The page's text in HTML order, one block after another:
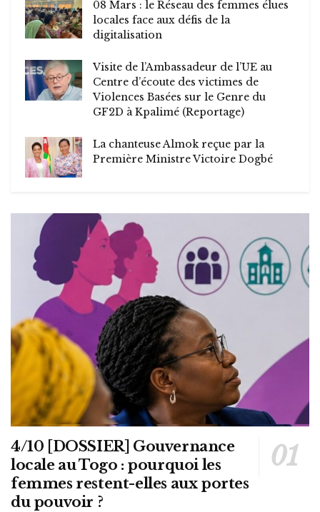
08 Mars : le Réseau des femmes élues
locales face aux défis de la
digitalisation
Visite de l’Ambassadeur de l’UE au
Centre d’écoute des victimes de
Violences Basées sur le Genre du
GF2D à Kpalimé (Reportage)
La chanteuse Almok reçue par la
Première Ministre Victoire Dogbé
4/10 [DOSSIER] Gouvernance
locale au Togo : pourquoi les
femmes restent-elles aux portes
du pouvoir ?